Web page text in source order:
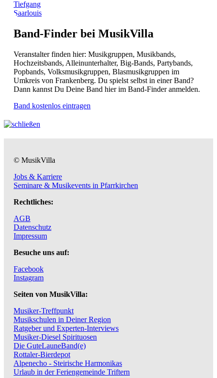
Tiefgang
Saarlouis
Band-Finder bei MusikVilla
Veranstalter finden hier: Musikgruppen, Musikbands,
Hochzeitsbands, Alleinunterhalter, Big-Bands, Partybands,
Popbands, Volksmusikgruppen, Blasmusikgruppen im
Umkreis von Frankenberg. Du spielst selbst in einer Band?
Dann kannst Du Deine Band hier im Band-Finder anmelden.
Band kostenlos eintragen
© MusikVilla
Jobs & Karriere
Seminare & Musikevents in Pfarrkirchen
Rechtliches:
AGB
Datenschutz
Impressum
Besuche uns auf:
Facebook
Instagram
Seiten von MusikVilla:
Musiker-Treffpunkt
Musikschulen in Deiner Region
Ratgeber und Experten-Interviews
Musiker-Diesel Spirituosen
Die GuteLauneBand(e)
Rottaler-Bierdepot
Alpenecho - Steirische Harmonikas
Urlaub in der Feriengemeinde Triftern